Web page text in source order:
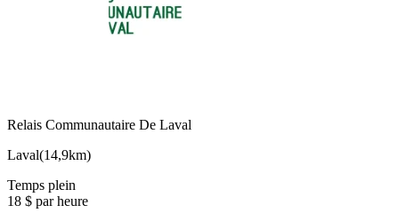
Relais Communautaire De Laval
Laval(14,9km)
Temps plein
18 $ par heure